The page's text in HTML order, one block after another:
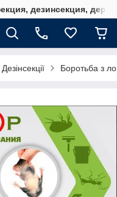
дезинсекция,
Боротьба з